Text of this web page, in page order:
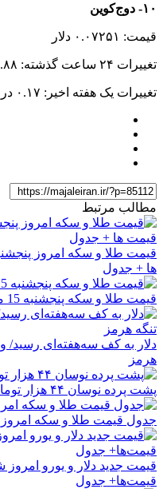
۱۰- دوج‌کوین
قیمت: ۰.۰۷۲۵۱ دلار
تغییرات ۲۴ ساعت گذشته: ۲.۸۸ درصد کاهش
تغییرات یک هفته اخیر: ۰.۱۷ درصد افزایش
مطالب مرتبط
ها + جدول
قیمت طلا و سکه پنجشنبه 15 مرداد
دلار به کف سه‌هفته‌ای رسید/
هرمز
پشت پرده نوسان ۴۴ هزار تومانی دلار در چند ماه
جدول قیمت طلا و سکه امروز یکشنبه
قیمت‌ها+ جدول